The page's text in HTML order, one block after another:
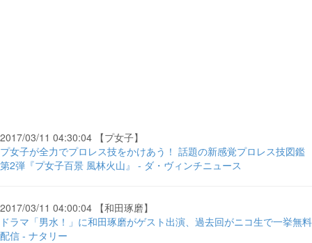
2017/03/11 04:30:04 【プ女子】
プ女子が全力でプロレス技をかけあう！ 話題の新感覚プロレス技図鑑
第2弾『プ女子百景 風林火山』 - ダ・ヴィンチニュース
2017/03/11 04:00:04 【和田琢磨】
ドラマ「男水！」に和田琢磨がゲスト出演、過去回がニコ生で一挙無料
配信 - ナタリー